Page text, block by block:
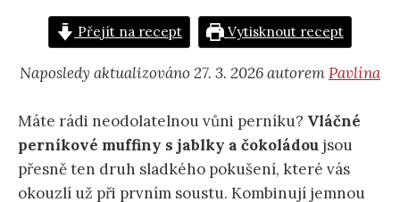
Přejít na recept Vytisknout recept
Naposledy aktualizováno 27. 3. 2026 autoremPavlína
Máte rádi neodolatelnou vůni perníku? Vláčné
perníkové muffiny s jablky a čokoládou jsou
přesně ten druh sladkého pokušení, které vás
okouzlí už při prvním soustu. Kombinují jemnou